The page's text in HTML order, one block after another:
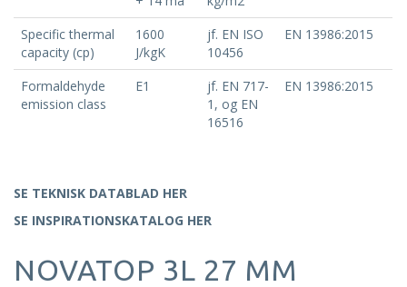
Specific thermal
capacity (cp)
1600
J/kgK
jf. EN ISO
10456
EN 13986:2015
Formaldehyde
emission class
E1
jf. EN 717-
1, og EN
16516
EN 13986:2015
SE TEKNISK DATABLAD HER
SE INSPIRATIONSKATALOG HER
NOVATOP 3L 27 MM